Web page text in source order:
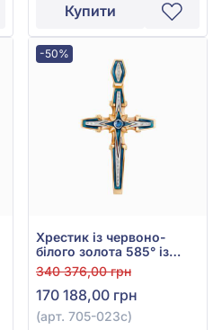
Купити
-50%
Хрестик із червоно-
білого золота 585° із
зеленою емаллю, синім
сапфіром 0,12ct та
діамантами 0,08ct, арт.
705-023с
340 376,00 грн
170 188,00 грн
(арт. 705-023с)